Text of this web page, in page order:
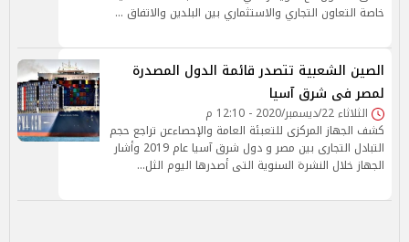
خاصة التعاون التجاري والاستثماري بين البلدين والاتفاق …
الصين الشعبية تتصدر قائمة الدول المصدرة
لمصر فى شرق آسيا
الثلاثاء 22/ديسمبر/2020 - 12:10 م
كشف الجهاز المركزى للتعبئة العامة والإحصاءعن تراجع حجم
التبادل التجارى بين مصر و دول شرق آسيا عام 2019 وأشار
الجهاز خلال النشرة السنوية التى أصدرها اليوم الثل…